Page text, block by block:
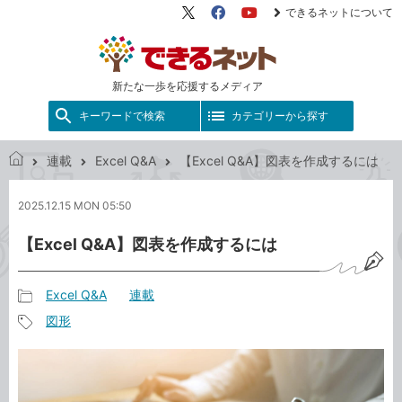
新たな一歩を応援するメディア
X（旧
FacebookYouTube
できるネットについて
キーワードで検索 カテゴリーから探す
る
ッ
ト
連載 Excel Q&A 【Excel Q&A】図表を作成するには
2025.12.15 MON 05:50
【Excel Q&A】図表を作成するには
事
カ
ゴ
Excel Q&A 連載
図形